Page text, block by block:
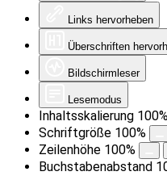
Links hervorheben
Überschriften
Bildschirmleser
Lesemodus
Inhaltsskalierung 100%
Schriftgröße 100%
Zeilenhöhe 100%
Buchstabenabstand